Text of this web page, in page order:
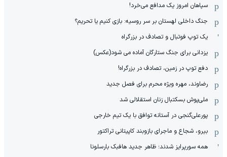
سپاهان امروز یک مدافع می‌خرد!
جنگ داخلی لهستان بر سر روسیه: بازی کنیم یا تحریم؟
یک توپ فوتبال و تصادف در بزرگراه
یزدانی برای جنگ ستارگان آماده می شود(عکس)
دفع توپ در زمین، تصادف در بزرگراه!
رضاوند، مهره ویژه محرم برای فصل جدید
ملی‌پوش بسکتبال زنان استقلالی شد
پورعلی‌گنجی در آستانه توافق با یک تیم خارجی
بیرو، شجاع و ماجرای بازوبند کاپیتانی تراکتور
همه سورپرایز شدند؛ ظاهر جدید هافبک بارسلونا